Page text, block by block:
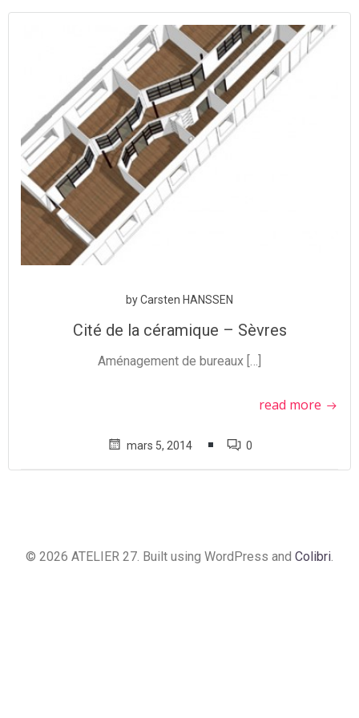
Aller
au
contenu
byCarsten HANSSEN
Cité de la céramique – Sèvres
Aménagement de bureaux […]
read more
mars 5, 2014 0
© 2026 ATELIER 27. Built using WordPress and Colibri.